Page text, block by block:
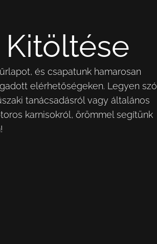
és csapatunk hamarosan
elérhetőségeken. Legyen szó
tanácsadásról vagy általános
karnisokról, örömmel segítünk